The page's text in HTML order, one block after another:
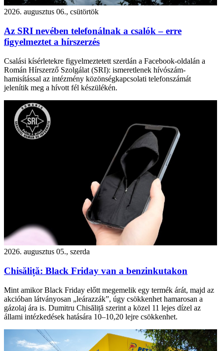
2026. augusztus 06., csütörtök
Az SRI nevében telefonálnak a csalók – erre
figyelmeztet a hírszerzés
Csalási kísérletekre figyelmeztetett szerdán a Facebook-oldalán a
Román Hírszerző Szolgálat (SRI): ismeretlenek hívószám-
hamisítással az intézmény közönségkapcsolati telefonszámát
jelenítik meg a hívott fél készülékén.
2026. augusztus 05., szerda
Chisăliță: Black Friday van a benzinkutakon
Mint amikor Black Friday előtt megemelik egy termék árát, majd az
akcióban látványosan „leárazzák”, úgy csökkenhet hamarosan a
gázolaj ára is. Dumitru Chisăliță szerint a közel 11 lejes dízel az
állami intézkedések hatására 10–10,20 lejre csökkenhet.